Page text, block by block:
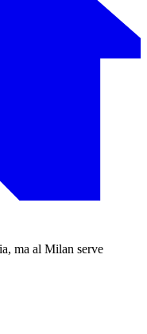
ma al Milan serve